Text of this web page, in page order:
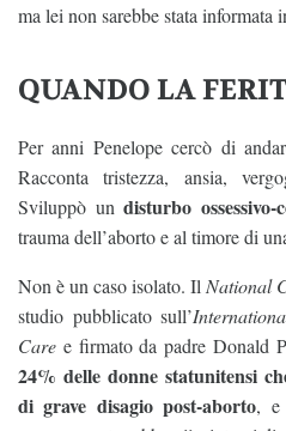
ma lei non sarebbe stata informata
QUANDO LA
Per anni Penelope cercò di
Racconta tristezza, ansia,
Sviluppò undisturbo ossessivo-
trauma dell’aborto e al timore di
Non è un caso isolato. IlNational
studio pubblicato sull’
Care e firmato da padre Donald
24% delle donne statunitensi
di grave disagio post-aborto, e